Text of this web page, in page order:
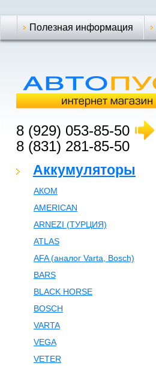
Полезная информация
8 (929) 053-85-50
8 (831) 281-85-50
Аккумуляторы
АКОМ
AMERICAN
ARNEZI (ТУРЦИЯ)
ATLAS
AFA (аналог Varta, Bosch)
BARS
BLACK HORSE
BOSCH
VARTA
VEGA
VETER